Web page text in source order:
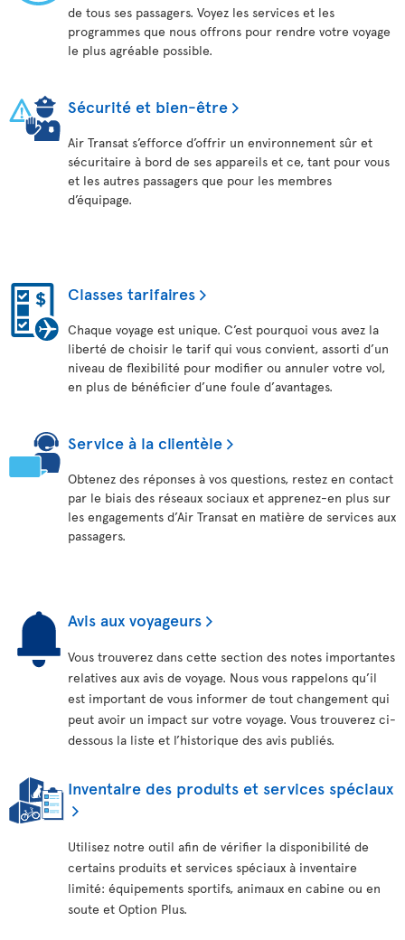
de tous ses passagers. Voyez les services et les
programmes que nous offrons pour rendre votre voyage
le plus agréable possible.
Sécurité et bien-être
Air Transat s’efforce d’offrir un environnement sûr et
sécuritaire à bord de ses appareils et ce, tant pour vous
et les autres passagers que pour les membres
d’équipage.
Classes tarifaires
Chaque voyage est unique. C’est pourquoi vous avez la
liberté de choisir le tarif qui vous convient, assorti d’un
niveau de flexibilité pour modifier ou annuler votre vol,
en plus de bénéficier d’une foule d’avantages.
Service à la clientèle
Obtenez des réponses à vos questions, restez en contact
par le biais des réseaux sociaux et apprenez-en plus sur
les engagements d’Air Transat en matière de services aux
passagers.
Avis aux voyageurs
Vous trouverez dans cette section des notes importantes
relatives aux avis de voyage. Nous vous rappelons qu’il
est important de vous informer de tout changement qui
peut avoir un impact sur votre voyage. Vous trouverez ci-
dessous la liste et l’historique des avis publiés.
Inventaire des produits et services spéciaux
Utilisez notre outil afin de vérifier la disponibilité de
certains produits et services spéciaux à inventaire
limité: équipements sportifs, animaux en cabine ou en
soute et Option Plus.